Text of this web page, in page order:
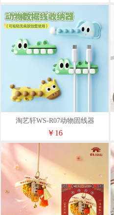
淘艺轩WS-R07动物固线器
￥16